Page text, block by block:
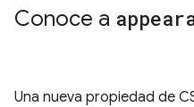
Conoce a
Una nueva propiedad de